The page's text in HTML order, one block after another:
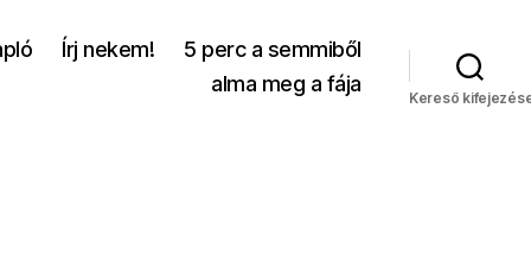
Írj nekem!
5 perc a semmiből
alma meg a fája
Kereső